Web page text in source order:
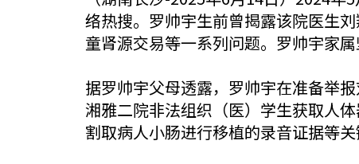
络热搜。罗帅宇生前曾揭露该院医生
童肾源交易等一系列问题。罗帅宇家
据罗帅宇父母透露，罗帅宇在准备举
湘雅二院非法组织（医）学生获取人
割取病人小肠进行移植的录音证据等关